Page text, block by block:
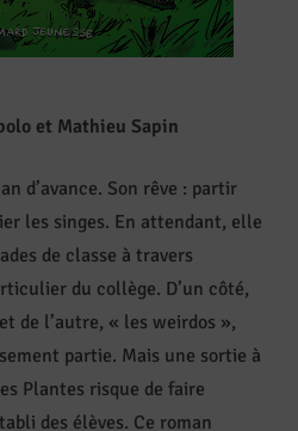
et Mathieu Sapin
d’avance. Son rêve : partir
les singes. En attendant, elle
de classe à travers
du collège. D’un côté,
de l’autre, « les weirdos »,
partie. Mais une sortie à
Plantes risque de faire
des élèves. Ce roman